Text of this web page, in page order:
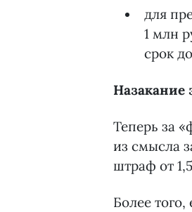
для
1 млн
срок
Назакание
Теперь за
из смысла
штраф от
Более